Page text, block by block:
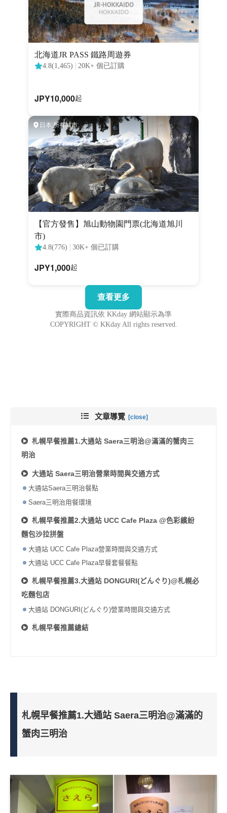
文章導覽
札幌早餐推薦1.大通站 Saera三明治@滿滿的蟹肉三
明治
大通站 Saera三明治營業時間與交通方式
大通站Saera三明治餐點
Saera三明治用餐環境
札幌早餐推薦2.大通站 UCC Cafe Plaza @色彩繽紛
麵包沙拉拼盤
大通站 UCC Cafe Plaza營業時間與交通方式
大通站 UCC Cafe Plaza早餐套餐餐點
札幌早餐推薦3.大通站 DONGURI(どんぐり)@札幌必
吃麵包店
大通站 DONGURI(どんぐり)營業時間與交通方式
札幌早餐推薦總結
札幌早餐推薦1.大通站 Saera三明治@滿滿的
蟹肉三明治